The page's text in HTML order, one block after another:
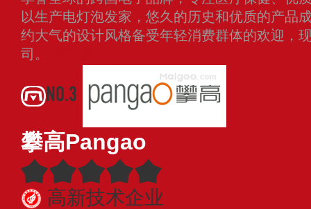
以生产电灯泡发家，悠久的历史和优质的产品
约大气的设计风格备受年轻消费群体的欢迎，
司。
NO.3
攀高Pangao
高新技术企业